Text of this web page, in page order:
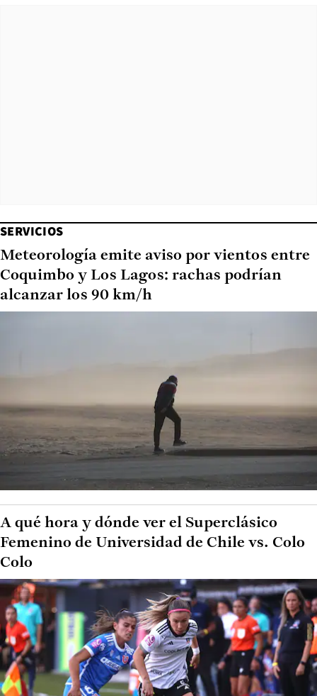
SERVICIOS
Meteorología emite aviso por vientos entre
Coquimbo y Los Lagos: rachas podrían
alcanzar los 90 km/h
A qué hora y dónde ver el Superclásico
Femenino de Universidad de Chile vs. Colo
Colo